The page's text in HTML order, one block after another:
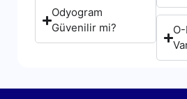
Odyogram
Güvenilir mi?